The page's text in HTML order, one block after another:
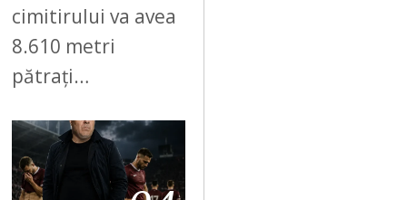
cimitirului va avea
8.610 metri
pătrați…